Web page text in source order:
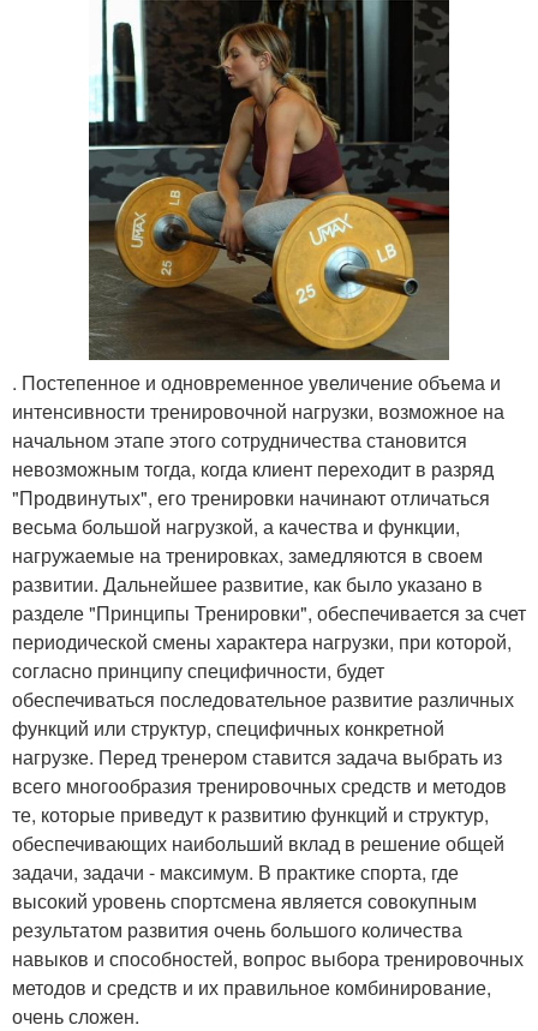
. Постепенное и одновременное увеличение объема и
интенсивности тренировочной нагрузки, возможное на
начальном этапе этого сотрудничества становится
невозможным тогда, когда клиент переходит в разряд
"Продвинутых", его тренировки начинают отличаться
весьма большой нагрузкой, а качества и функции,
нагружаемые на тренировках, замедляются в своем
развитии. Дальнейшее развитие, как было указано в
разделе "Принципы Тренировки", обеспечивается за счет
периодической смены характера нагрузки, при которой,
согласно принципу специфичности, будет
обеспечиваться последовательное развитие различных
функций или структур, специфичных конкретной
нагрузке. Перед тренером ставится задача выбрать из
всего многообразия тренировочных средств и методов
те, которые приведут к развитию функций и структур,
обеспечивающих наибольший вклад в решение общей
задачи, задачи - максимум. В практике спорта, где
высокий уровень спортсмена является совокупным
результатом развития очень большого количества
навыков и способностей, вопрос выбора тренировочных
методов и средств и их правильное комбинирование,
очень сложен.